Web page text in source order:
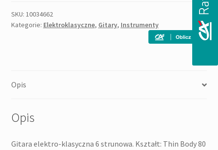
(SBL)
gitara
SKU: 10034662
Kategorie: Elektroklasyczne, Gitary, Instrumenty
Opis
Opis
Gitara elektro-klasyczna 6 strunowa. Kształt: Thin Body 80